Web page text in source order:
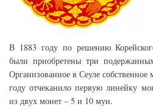
В 1883 году по решению
были приобретены три
Организованное в Сеуле собственное
году отчеканило первую линейку
из двух монет – 5 и 10 мун.